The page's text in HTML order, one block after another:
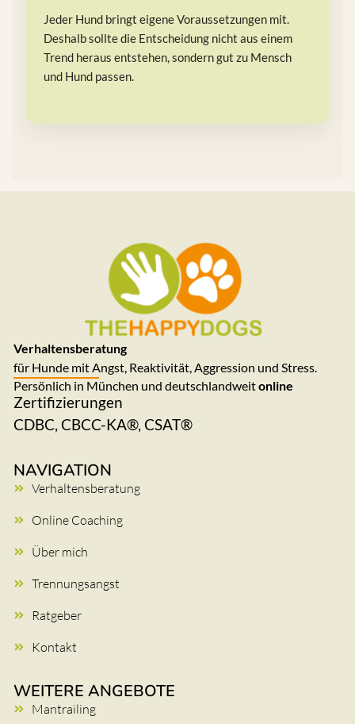
Jeder Hund bringt eigene Voraussetzungen mit.
Deshalb sollte die Entscheidung nicht aus einem
Trend heraus entstehen, sondern gut zu Mensch
und Hund passen.
Verhaltensberatung
für Hunde mit Angst, Reaktivität, Aggression und Stress.
Persönlich in München und deutschlandweitonline
Zertifizierungen
CDBC, CBCC-KA®, CSAT®
NAVIGATION
Verhaltensberatung
Online Coaching
Über mich
Trennungsangst
Ratgeber
Kontakt
WEITERE ANGEBOTE
Mantrailing